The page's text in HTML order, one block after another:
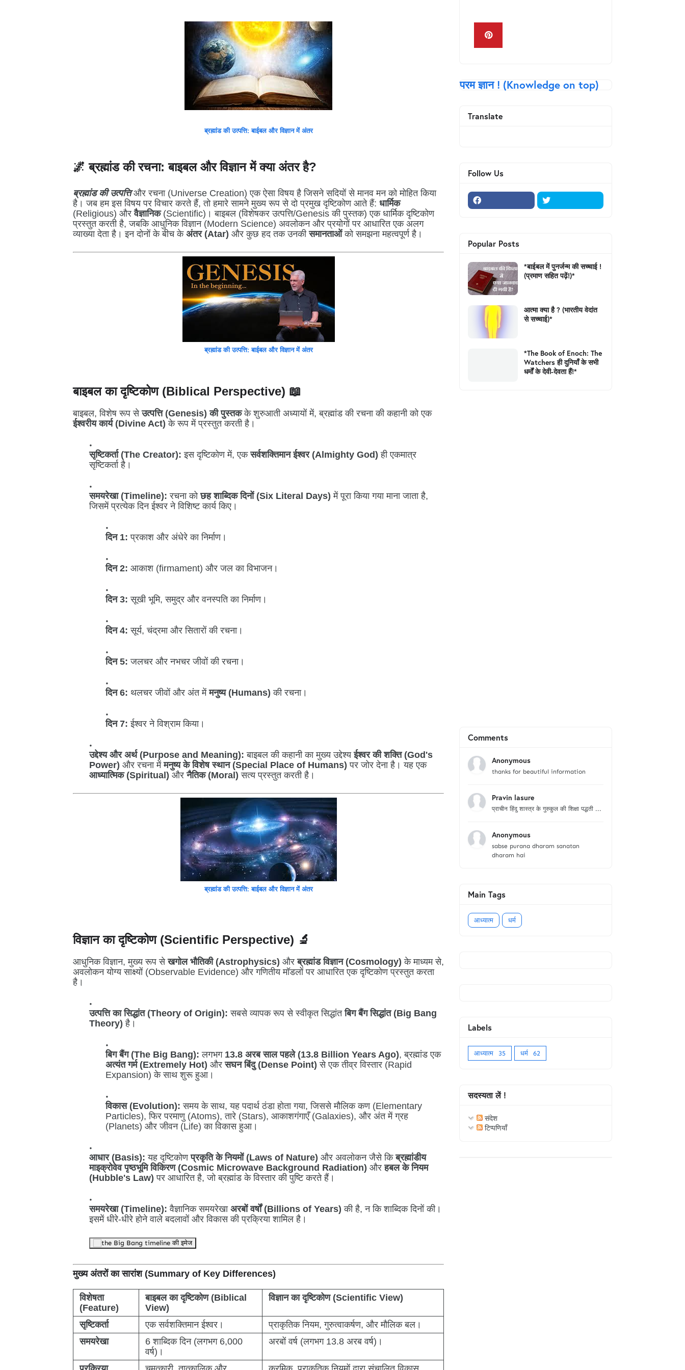
ब्रह्मांड की उत्पत्ति: बाईबल और विज्ञान में अंतर
🌌 ब्रह्मांड की रचना: बाइबल और विज्ञान में क्या अंतर है?
ब्रह्मांड की उत्पत्तिऔर रचना (Universe Creation) एक ऐसा विषय है जिसने सदियों से मानव मन को मोहित किया
है। जब हम इस विषय पर विचार करते हैं, तो हमारे सामने मुख्य रूप से दो प्रमुख दृष्टिकोण आते हैं: धार्मिक
(Religious) औरवैज्ञानिक(Scientific)। बाइबल (विशेषकर उत्पत्ति/Genesis की पुस्तक) एक धार्मिक दृष्टिकोण
प्रस्तुत करती है, जबकि आधुनिक विज्ञान (Modern Science) अवलोकन और प्रयोगों पर आधारित एक अलग
व्याख्या देता है। इन दोनों के बीच के अंतर (Atar) और कुछ हद तक उनकीसमानताओंको समझना महत्वपूर्ण है।
ब्रह्मांड की उत्पत्ति: बाईबल और विज्ञान में अंतर
बाइबल का दृष्टिकोण (Biblical Perspective) 📖
बाइबल, विशेष रूप सेउत्पत्ति (Genesis) की पुस्तकके शुरुआती अध्यायों में, ब्रह्मांड की रचना की कहानी को एक
ईश्वरीय कार्य (Divine Act) के रूप में प्रस्तुत करती है।
सृष्टिकर्ता (The Creator): इस दृष्टिकोण में, एकसर्वशक्तिमान ईश्वर (Almighty God) ही एकमात्र
सृष्टिकर्ता है।
समयरेखा (Timeline): रचना कोछह शाब्दिक दिनों (Six Literal Days) में पूरा किया गया माना जाता है,
जिसमें प्रत्येक दिन ईश्वर ने विशिष्ट कार्य किए।
दिन 1: प्रकाश और अंधेरे का निर्माण।
दिन 2: आकाश (firmament) और जल का विभाजन।
दिन 3: सूखी भूमि, समुद्र और वनस्पति का निर्माण।
दिन 4: सूर्य, चंद्रमा और सितारों की रचना।
दिन 5: जलचर और नभचर जीवों की रचना।
दिन 6: थलचर जीवों और अंत मेंमनुष्य (Humans) की रचना।
दिन 7: ईश्वर ने विश्राम किया।
उद्देश्य और अर्थ (Purpose and Meaning): बाइबल की कहानी का मुख्य उद्देश्यईश्वर की शक्ति (God's
Power) और रचना मेंमनुष्य के विशेष स्थान (Special Place of Humans) पर जोर देना है। यह एक
आध्यात्मिक (Spiritual) औरनैतिक (Moral) सत्य प्रस्तुत करती है।
ब्रह्मांड की उत्पत्ति: बाईबल और विज्ञान में अंतर
विज्ञान का दृष्टिकोण (Scientific Perspective) 🔬
आधुनिक विज्ञान, मुख्य रूप सेखगोल भौतिकी (Astrophysics) औरब्रह्मांड विज्ञान (Cosmology) के माध्यम से,
अवलोकन योग्य साक्ष्यों (Observable Evidence) और गणितीय मॉडलों पर आधारित एक दृष्टिकोण प्रस्तुत करता
है।
उत्पत्ति का सिद्धांत (Theory of Origin): सबसे व्यापक रूप से स्वीकृत सिद्धांतबिग बैंग सिद्धांत (Big Bang
Theory) है।
बिग बैंग (The Big Bang): लगभग 13.8 अरब साल पहले (13.8 Billion Years Ago), ब्रह्मांड एक
अत्यंत गर्म (Extremely Hot) औरसघन बिंदु (Dense Point) से एक तीव्र विस्तार (Rapid
Expansion) के साथ शुरू हुआ।
विकास (Evolution): समय के साथ, यह पदार्थ ठंडा होता गया, जिससे मौलिक कण (Elementary
Particles), फिर परमाणु (Atoms), तारे (Stars), आकाशगंगाएँ (Galaxies), और अंत में ग्रह
(Planets) और जीवन (Life) का विकास हुआ।
आधार (Basis): यह दृष्टिकोणप्रकृति के नियमों (Laws of Nature) और अवलोकन जैसे किब्रह्मांडीय
माइक्रोवेव पृष्ठभूमि विकिरण (Cosmic Microwave Background Radiation) औरहबल के नियम
(Hubble's Law) पर आधारित है, जो ब्रह्मांड के विस्तार की पुष्टि करते हैं।
समयरेखा (Timeline): वैज्ञानिक समयरेखा अरबों वर्षों (Billions of Years) की है, न कि शाब्दिक दिनों की।
इसमें धीरे-धीरे होने वाले बदलावों और विकास की प्रक्रिया शामिल है।
मुख्य अंतरों का सारांश (Summary of Key Differences)
विशेषता
(Feature)
बाइबल का दृष्टिकोण (Biblical
View)
विज्ञान का दृष्टिकोण (Scientific View)
सृष्टिकर्ता एक सर्वशक्तिमान ईश्वर।
प्राकृतिक नियम, गुरुत्वाकर्षण, और मौलिक बल।
समयरेखा
6 शाब्दिक दिन (लगभग 6,000
वर्ष)।
अरबों वर्ष (लगभग 13.8 अरब वर्ष)।
परम ज्ञान ! (Knowledge on top)
Translate
Follow Us
Popular Posts
*बाईबल में पुनर्जन्म की सच्चाई !
(प्रमाण सहित पढ़ें!)*
आत्मा क्या है ? (भारतीय वेदांत
से सच्चाई)*
*The Book of Enoch: The
Watchers ही दुनियाँ के सभी
धर्मों के देवी-देवता हैं!*
Comments
Anonymous
thanks for beautiful information
Pravin lasure
प्राचीन हिंदु शास्त्र के गुरुकुल की शिक्षा पद्धती ...
Anonymous
sabse purana dharam sanatan
dharam hai
Main Tags
आध्यात्म धर्म
Labels
आध्यात्म 35 धर्म 62
सदस्यता लें !
संदेश
टिप्पणियाँ